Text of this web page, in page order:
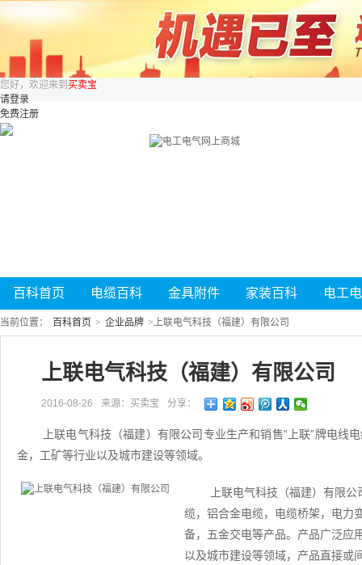
您好，欢迎来到 买卖宝
请登录
免费注册
百科首页 电缆百科 金具附件 家装百科 电工
当前位置： 百科首页 > 企业品牌 >上联电气科技（福建）有限公司
上联电气科技（福建）有限公司
2016-08-26 来源：买卖宝 分享：
上联电气科技（福建）有限公司专业生产和销售“上联”牌电
金，工矿等行业以及城市建设等领域。
上联电气科技（福建）有限
缆，铝合金电缆，电缆桥架，电力
备，五金交电等产品。产品广泛应
以及城市建设等领域，产品直接或